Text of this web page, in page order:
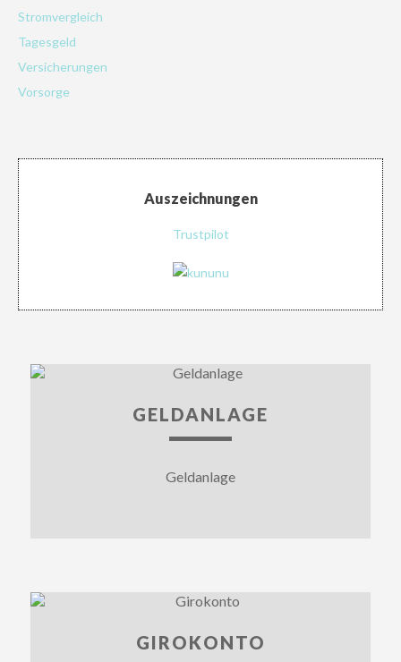
Stromvergleich
Tagesgeld
Versicherungen
Vorsorge
Auszeichnungen
Trustpilot
GELDANLAGE
Geldanlage
GIROKONTO